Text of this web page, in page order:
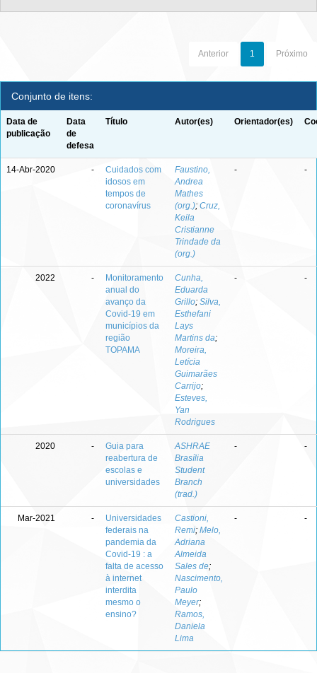
Anterior 1 Próximo
Conjunto de itens:
Data de
publicação
Data
de
defesa
Título Autor(es) Orientador(es)
14-Abr-2020 -
Cuidados com
idosos em
tempos de
coronavírus
Faustino,
Andrea
Mathes
(org.); Cruz,
Keila
Cristianne
Trindade da
(org.)
- -
2022 -
Monitoramento
anual do
avanço da
Covid-19 em
municípios da
região
TOPAMA
Cunha,
Eduarda
Grillo; Silva,
Esthefani
Lays
Martins da;
Moreira,
Letícia
Guimarães
Carrijo;
Esteves,
Yan
Rodrigues
- -
2020 -
Guia para
reabertura de
escolas e
universidades
ASHRAE
Brasília
Student
Branch
(trad.)
- -
Mar-2021 -
Universidades
federais na
pandemia da
Covid-19 : a
falta de acesso
à internet
interdita
mesmo o
ensino?
Castioni,
Remi; Melo,
Adriana
Almeida
Sales de;
Nascimento,
Paulo
Meyer;
Ramos,
Daniela
Lima
- -